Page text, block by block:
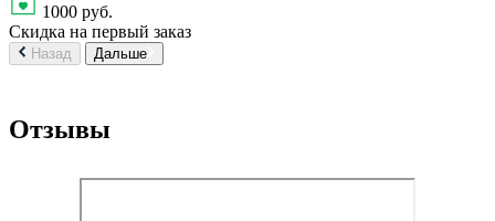
1000 руб.
Скидка на первый заказ
Назад Дальше
Отзывы